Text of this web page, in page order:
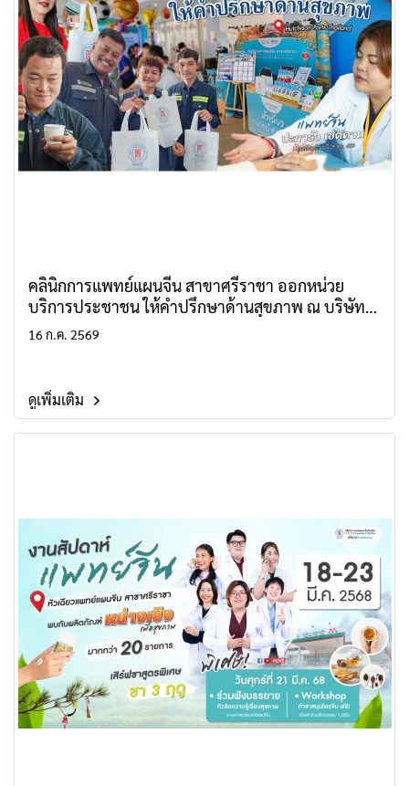
คลินิกการแพทย์แผนจีน สาขาศรีราชา ออกหน่วย
บริการประชาชน ให้คำปรึกษาด้านสุขภาพ ณ บริษัท
Hutchison Ports Thailand
16 ก.ค. 2569
ดูเพิ่มเติม